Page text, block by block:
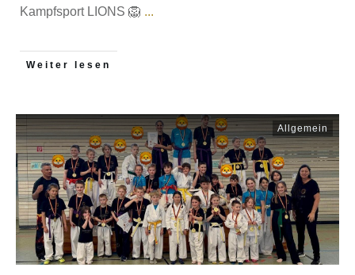
Kampfsport LIONS 🦁 ...
Weiter lesen
Allgemein